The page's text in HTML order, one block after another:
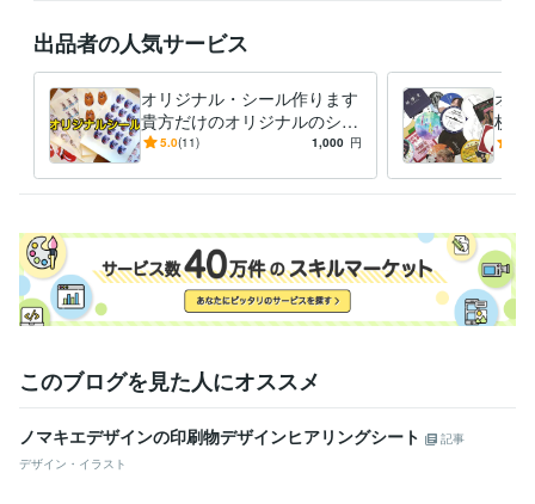
出品者の人気サービス
オリジナル・シール作ります
貴方だけのオリジナルのシー
ルを作ります白文字ステッカ
5.0(11) 1,000 円
オリ
枚か
タ
このブログを見た人にオススメ
ノマキエデザインの印刷物デザインヒアリングシート
記事
デザイン・イラスト